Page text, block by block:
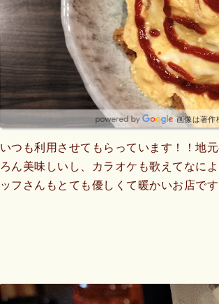
画像は著作
いつも利用させてもらっています！！地
ろん美味しいし、カラオケも歌えてなに
ッフさんもとても優しくて暖かいお店です